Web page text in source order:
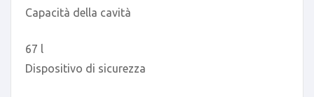
Capacità della cavità
67 l
Dispositivo di sicurezza